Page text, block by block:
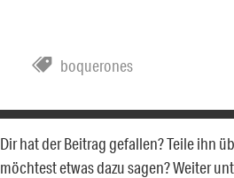
boquerones
Dir hat der Beitrag gefallen? Teile ihn
möchtest etwas dazu sagen? Weiter